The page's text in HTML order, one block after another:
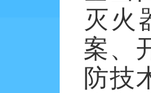
灭火
案、
防技